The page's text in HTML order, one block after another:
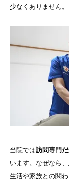
少なくありません。
当院では訪問専門だ
います。なぜなら
生活や家族との関